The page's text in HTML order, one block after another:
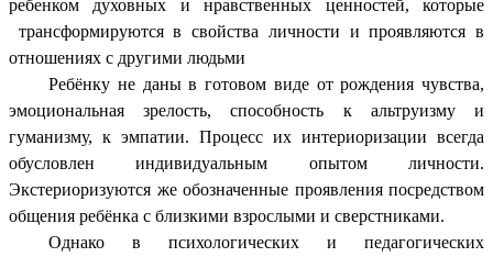
ребенком духовных и нравственных ценностей, которые
трансформируются в свойства личности и проявляются в
отношениях с другими людьми
Ребёнку не даны в готовом виде от рождения чувства,
эмоциональная зрелость, способность к альтруизму и
гуманизму, к эмпатии. Процесс их интериоризации всегда
обусловлен индивидуальным опытом личности.
Экстериоризуются же обозначенные проявления посредством
общения ребёнка с близкими взрослыми и сверстниками.
Однако в психологических и педагогических